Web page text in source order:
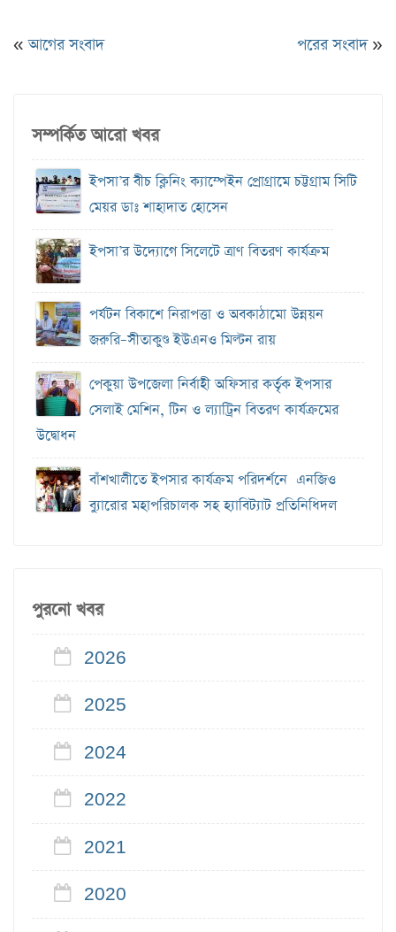
«আগের সংবাদ পরের সংবাদ»
সম্পর্কিত আরো খবর
ইপসা’র বীচ ক্লিনিং ক্যাম্পেইন প্রোগ্রামে চট্টগ্রাম সিটি
মেয়র ডাঃ শাহাদাত হোসেন
ইপসা’র উদ্যোগে সিলেটে ত্রাণ বিতরণ কার্যক্রম
পর্যটন বিকাশে নিরাপত্তা ও অবকাঠামো উন্নয়ন
জরুরি–সীতাকুণ্ড ইউএনও মিল্টন রায়
পেকুয়া উপজেলা নির্বাহী অফিসার কর্তৃক ইপসার
সেলাই মেশিন, টিন ও ল্যাট্রিন বিতরণ কার্যক্রমের
উদ্বোধন
বাঁশখালীতে ইপসার কার্যক্রম পরিদর্শনে এনজিও
ব্যুারোর মহাপরিচালক সহ হ্যাবিট্যাট প্রতিনিধিদল
পুরনো খবর
2026
2025
2024
2022
2021
2020